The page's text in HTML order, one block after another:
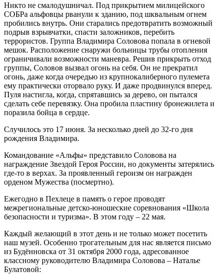
Никто не смалодушничал. Под прикрытием милицейского
СОБРа альфовцы рванули к зданию, под шквальным огнем
пробились внутрь. Они старались предотвратить возможный
подрыв взрывчатки, спасти заложников, перебить
террористов. Группа Владимира Соловова попала в огневой
мешок. Расположение снаружи больницы трубы отопления
ограничивали возможности маневра. Решив прикрыть отход
группы, Соловов вызвал огонь на себя. Он не прекратил
огонь, даже когда очередью из крупнокалиберного пулемета
ему практически оторвало руку. И даже продвинулся вперед.
Пуля настигла, когда, спрятавшись за дерево, он пытался
сделать себе перевязку. Она пробила пластину бронежилета и
поразила бойца в сердце.
Случилось это 17 июня. За несколько дней до 32-го дня
рождения Владимира.
Командование «Альфы» представило Соловова на
награждение Звездой Героя России, но документы затерялись
где-то в верхах. За проявленный героизм он награжден
орденом Мужества (посмертно).
Ежегодно в Пехлеце в память о герое проводят
межрегиональные детско-юношеские соревнования «Школа
безопасности и туризма». В этом году – 22 мая.
Каждый желающий в этот день и не только может посетить
наш музей. Особенно трогательным для нас является письмо
из Будённовска от 31 октября 2000 года, адресованное
классному руководителю Владимира Соловова – Наталье
Булатовой: